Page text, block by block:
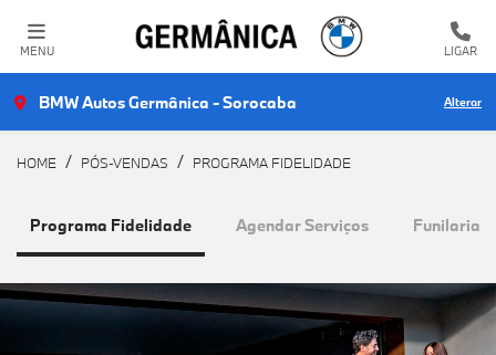
MENU LIGAR
BMW Autos Germânica - Sorocaba Alterar
HOME PÓS-VENDAS PROGRAMA FIDELIDADE
Agendar Serviços Funilaria
Programa Fidelidade